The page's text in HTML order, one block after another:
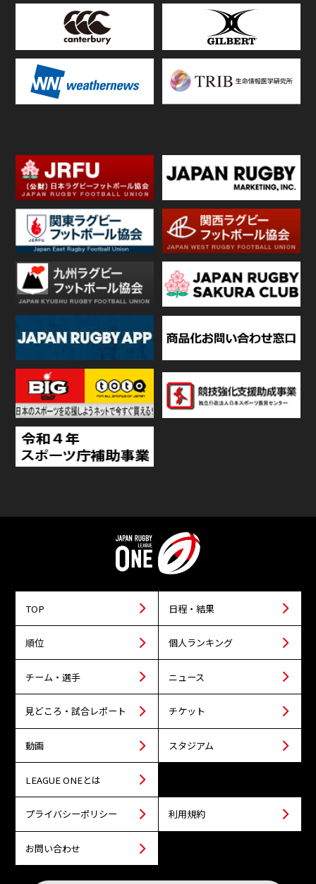
TOP 日程・結果
順位 個人ランキング
チーム・選手 ニュース
見どころ・試合レポート チケット
動画 スタジアム
LEAGUE ONEとは
プライバシーポリシー 利用規約
お問い合わせ